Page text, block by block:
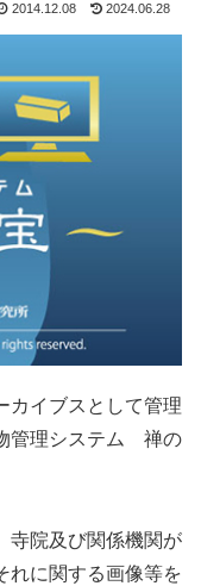
2014.12.08 2024.06.28
カイブスとして管理
管理システム 禅の
寺院及び関係機関が
れに関する画像等を